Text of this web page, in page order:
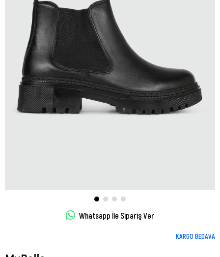
Whatsapp İle Sipariş Ver
KARGO BEDAVA